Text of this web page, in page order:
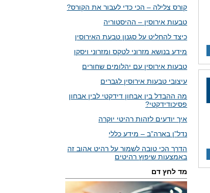
קורס צלילה – הכי כדי לעבור את הקורס?
טבעות אירוסין – ההיסטוריה
כיצד להחליט על סגנון טבעת האירוסין
מידע בנושא מזרוני לטקס ומזרוני ויסקו
טבעות אירוסין עם יהלומים שחורים
עיצובי טבעות אירוסין לגברים
מה ההבדל בין אבחון דידקטי לבין אבחון
פסיכודידקטי?
איך יודעים לזהות רהיטי יוקרה
נדל”ן בארה”ב – מידע כללי
הדרך הכי טובה לשמור על רהיט אהוב זה
באמצעות שיפוץ רהיטים
מד לחץ דם